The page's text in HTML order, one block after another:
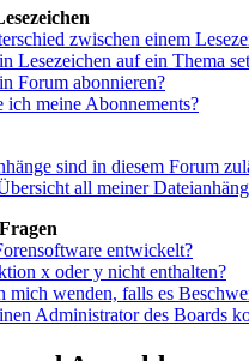
zwischen einem
Lesezeichen auf ein Thema
Forum abonnieren?
ich meine Abonnements?
sind in diesem Forum
all meiner
entwickelt?
x oder y nicht enthalten?
wenden, falls es
Administrator des Boards